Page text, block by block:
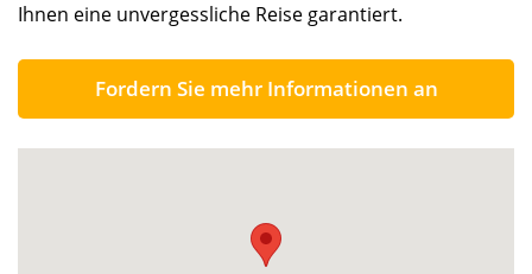
Ihnen eine unvergessliche Reise garantiert.
Fordern Sie mehr Informationen an